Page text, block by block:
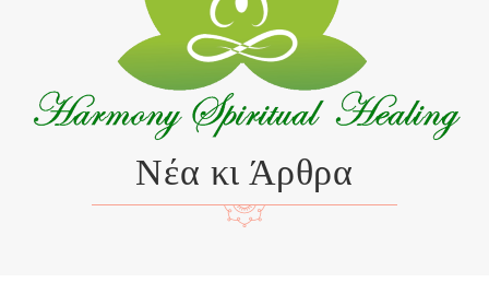
Νέα κι Άρθρα